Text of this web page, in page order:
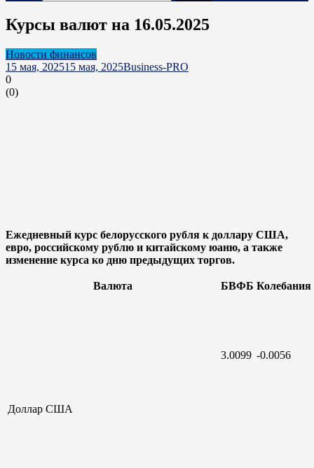
Курсы валют на 16.05.2025
Новости финансов
15 мая, 202515 мая, 2025Business-PRO
0
(0)
Ежедневный курс белорусского рубля к доллару США,
евро, российскому рублю и китайскому юаню, а также
изменение курса ко дню предыдущих торгов.
Валюта БВФБ Колебания
Доллар США
3.0099 -0.0056